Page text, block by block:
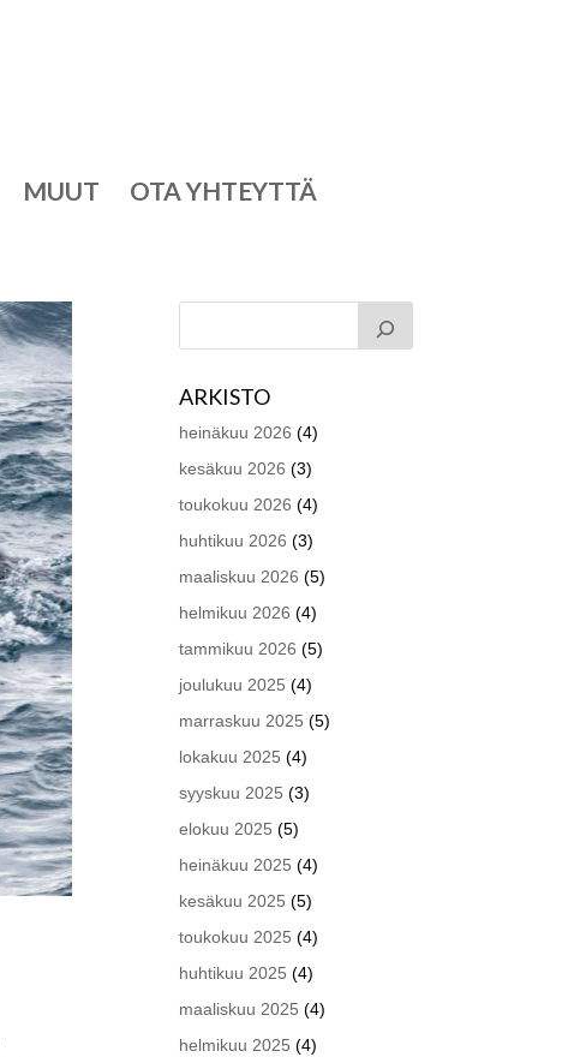
MUUT OTA YHTEYTTÄ
ARKISTO
heinäkuu 2026 (4)
kesäkuu 2026 (3)
toukokuu 2026 (4)
huhtikuu 2026 (3)
maaliskuu 2026 (5)
helmikuu 2026 (4)
tammikuu 2026 (5)
joulukuu 2025 (4)
marraskuu 2025 (5)
lokakuu 2025 (4)
syyskuu 2025 (3)
elokuu 2025 (5)
heinäkuu 2025 (4)
kesäkuu 2025 (5)
toukokuu 2025 (4)
huhtikuu 2025 (4)
maaliskuu 2025 (4)
helmikuu 2025 (4)